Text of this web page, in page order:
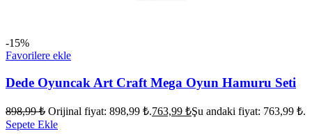
-15%
Favorilere ekle
Dede Oyuncak Art Craft Mega Oyun Hamuru Seti
898,99₺ Orijinal fiyat: 898,99 ₺.763,99 ₺Şu andaki fiyat: 763,99 ₺.
Sepete Ekle